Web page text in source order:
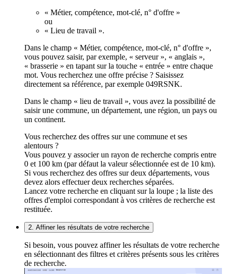
« Métier, compétence, mot-clé, n° d'offre »
ou
« Lieu de travail ».
Dans le champ « Métier, compétence, mot-clé, n° d'offre »,
vous pouvez saisir, par exemple, « serveur », « anglais »,
« brasserie » en tapant sur la touche « entrée » entre chaque
mot. Vous recherchez une offre précise ? Saisissez
directement sa référence, par exemple 049RSNK.
Dans le champ « lieu de travail », vous avez la possibilité de
saisir une commune, un département, une région, un pays ou
un continent.
Vous recherchez des offres sur une commune et ses
alentours ?
Vous pouvez y associer un rayon de recherche compris entre
0 et 100 km (par défaut la valeur sélectionnée est de 10 km).
Si vous recherchez des offres sur deux départements, vous
devez alors effectuer deux recherches séparées.
Lancez votre recherche en cliquant sur la loupe ; la liste des
offres d'emploi correspondant à vos critères de recherche est
restituée.
2. Affiner les résultats de votre recherche
Si besoin, vous pouvez affiner les résultats de votre recherche
en sélectionnant des filtres et critères présents sous les critères
de recherche.